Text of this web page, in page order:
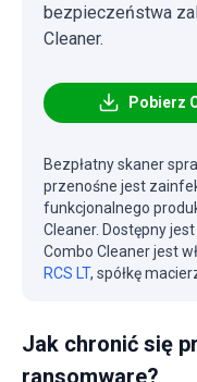
bezpieczeństwa
Cleaner.
Pobierz
Bezpłatny skaner
przenośne jest
funkcjonalnego
Cleaner. Dostępny
Combo Cleaner jest
RCS LT, spółkę
Jak chronić się
ransomware?